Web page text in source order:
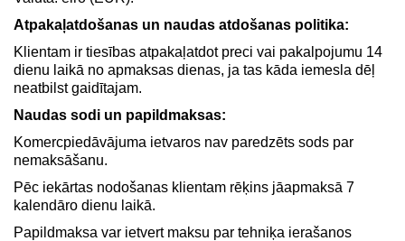
Atpakaļatdošanas un naudas atdošanas politika:
Klientam ir tiesības atpakaļatdot preci vai pakalpojumu 14
dienu laikā no apmaksas dienas, ja tas kāda iemesla dēļ
neatbilst gaidītajam.
Naudas sodi un papildmaksas:
Komercpiedāvājuma ietvaros nav paredzēts sods par
nemaksāšanu.
Pēc iekārtas nodošanas klientam rēķins jāapmaksā 7
kalendāro dienu laikā.
Papildmaksa var ietvert maksu par tehniķa ierašanos